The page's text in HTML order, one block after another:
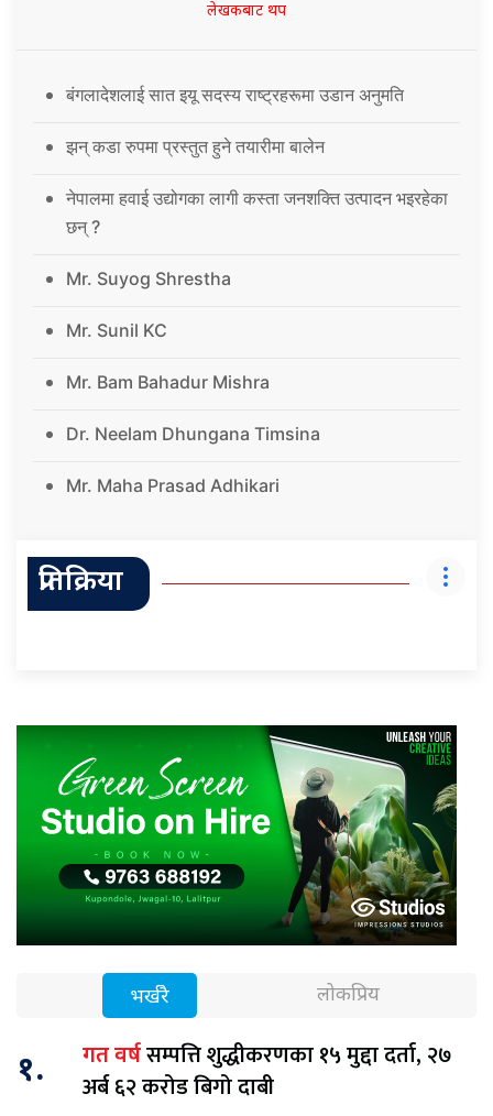
लेखकबाट थप
बंगलादेशलाई सात इयू सदस्य राष्ट्रहरूमा उडान अनुमति
झन् कडा रुपमा प्रस्तुत हुने तयारीमा बालेन
नेपालमा हवाई उद्योगका लागी कस्ता जनशक्ति उत्पादन भइरहेका
छन् ?
Mr. Suyog Shrestha
Mr. Sunil KC
Mr. Bam Bahadur Mishra
Dr. Neelam Dhungana Timsina
Mr. Maha Prasad Adhikari
प्रतिक्रिया
भर्खरै लोकप्रिय
१. गत वर्षसम्पत्ति शुद्धीकरणका १५ मुद्दा दर्ता, २७
अर्ब ६२ करोड बिगो दाबी